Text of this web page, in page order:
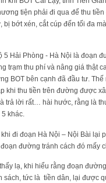
tiện phải đi qua để thu
bớt xén, cắt cúp đến tối đa
5 Hải Phòng - Hà Nội là đoạn
trạm thu phí và nâng giá thật
BOT bên cạnh đã đầu tư.
khi thu tiền trên đường được
trả lời rất… hài hước, rằng là
khác.
đi đoạn Hà Nội – Nội Bài lại
đường tránh cách đó mấy
lạ, khi hiểu rằng đoạn
sách, tức là tiền dân, lại được